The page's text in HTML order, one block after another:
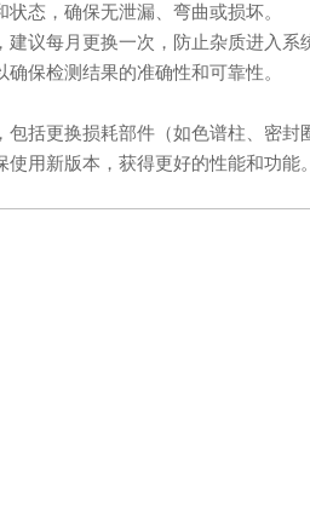
态，确保无泄漏、弯曲或损坏。
议每月更换一次，防止杂质进入系
保检测结果的准确性和可靠性。
更换损耗部件（如色谱柱、密封
用新版本，获得更好的性能和功能。